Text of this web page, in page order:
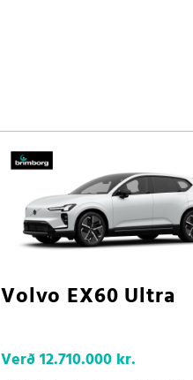
Volvo EX60 Ultra
Verð12.710.000 kr.